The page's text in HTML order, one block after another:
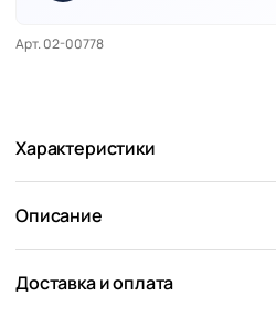
Арт. 02-00778
Характеристики
Описание
Доставка и оплата